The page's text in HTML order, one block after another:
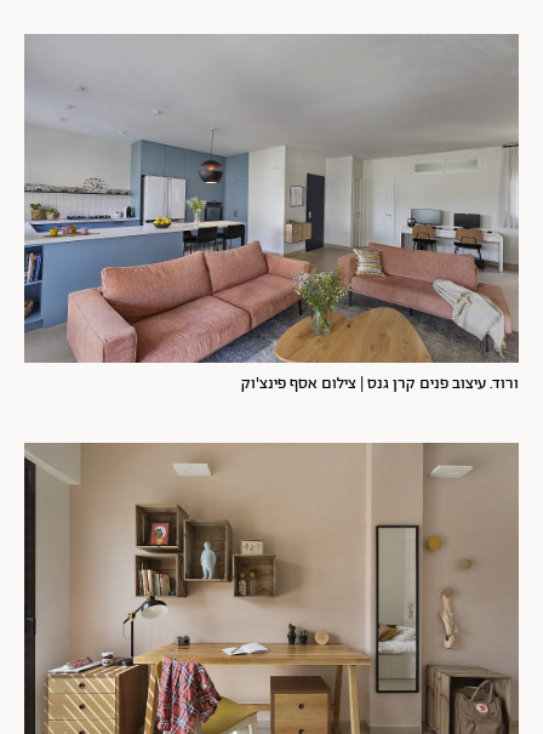
ורוד. עיצוב פנים קרן גנס | צילום אסף פינצ'וק